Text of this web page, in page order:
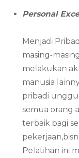
Personal
Menjadi
masing-
melakukan
manusia
pribadi
semua orang
terbaik bagi
Pelatihan ini